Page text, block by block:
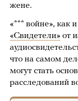
жене.
«*** войне», как
«Свидетели» от
что на самом
могут стать
расследований